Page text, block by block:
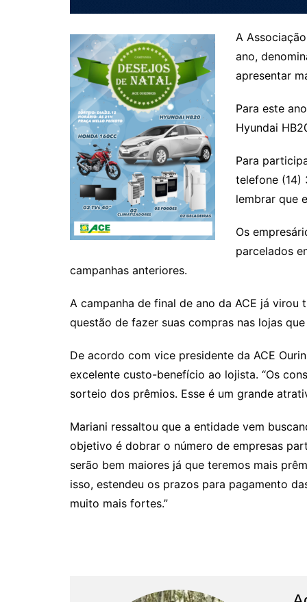
A
ano,
apresentar
Para este
Hyundai
Para
telefone (14)
lembrar que
Os
parcelados
campanhas anteriores.
A campanha de final de ano da ACE já
questão de fazer suas compras nas lojas
De acordo com vice presidente da ACE
excelente custo-benefício ao lojista. “Os
sorteio dos prêmios. Esse é um grande
Mariani ressaltou que a entidade vem
objetivo é dobrar o número de empresas
serão bem maiores já que teremos mais
isso, estendeu os prazos para pagamento
muito mais fortes.”